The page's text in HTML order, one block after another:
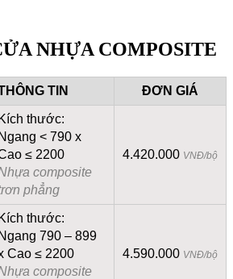
NHỰA COMPOSITE
TIN ĐƠN GIÁ
Kích thước:
Ngang < 790 x
≤ 2200
composite
phẳng
4.420.000 VNĐ/bộ
Kích thước:
Ngang 790 – 899
Cao ≤ 2200
composite
4.590.000 VNĐ/bộ